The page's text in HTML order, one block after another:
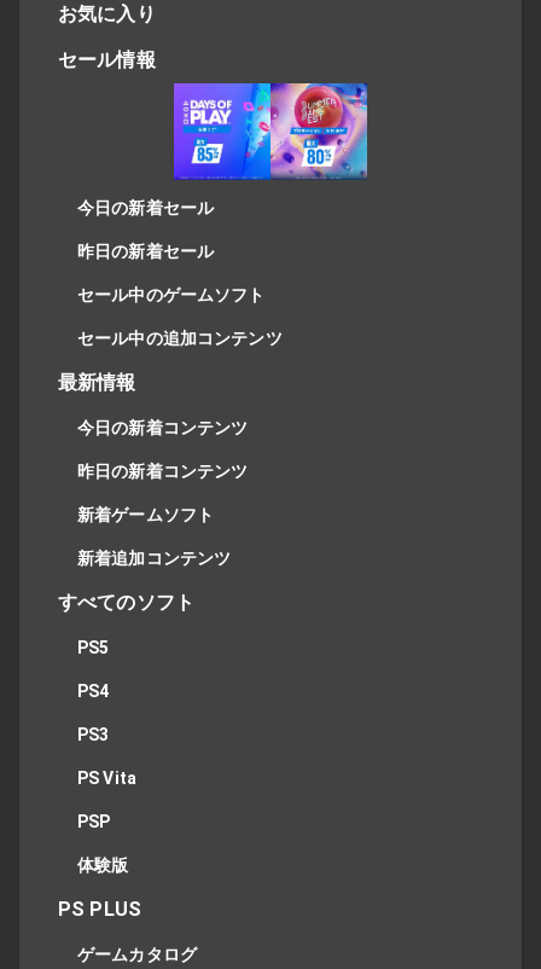
お気に入り
セール情報
今日の新着セール
昨日の新着セール
セール中のゲームソフト
セール中の追加コンテンツ
最新情報
今日の新着コンテンツ
昨日の新着コンテンツ
新着ゲームソフト
新着追加コンテンツ
すべてのソフト
PS5
PS4
PS3
PS Vita
PSP
体験版
PS PLUS
ゲームカタログ